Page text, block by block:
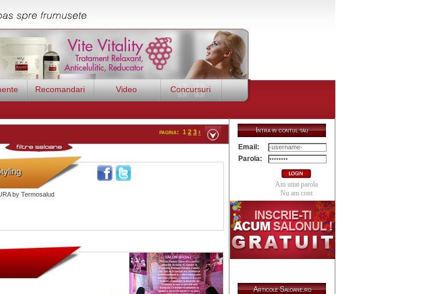
Recomandari Video Concursuri
pagina: 1 2 3 ›
by Termosalud
Intra in contul tau
Email:
Parola:
Am uitat parola
Nu am cont
Articole Saloane.ro